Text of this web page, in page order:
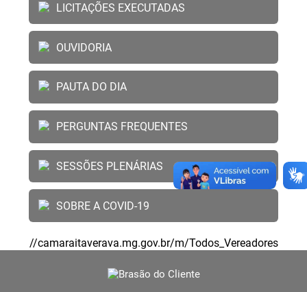
LICITAÇÕES EXECUTADAS
OUVIDORIA
PAUTA DO DIA
PERGUNTAS FREQUENTES
SESSÕES PLENÁRIAS
SOBRE A COVID-19
//camaraitaverava.mg.gov.br/m/Todos_Vereadores